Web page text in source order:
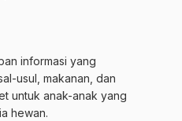
informasi yang
usul, makanan, dan
untuk anak-anak yang
hewan.